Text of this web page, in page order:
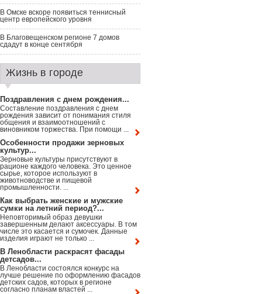
В Омске вскоре появиться теннисный
центр европейского уровня
В Благовещенском регионе 7 домов
сдадут в конце сентября
Жизнь в городе
Поздравления с днем рождения...
Составление поздравления с днем
рождения зависит от понимания стиля
общения и взаимоотношений с
виновником торжества. При помощи ...
Особенности продажи зерновых
культур...
Зерновые культуры присутствуют в
рационе каждого человека. Это ценное
сырье, которое используют в
животноводстве и пищевой
промышленности. ...
Как выбрать женские и мужские
сумки на летний период?...
Неповторимый образ девушки
завершенным делают аксессуары. В том
числе это касается и сумочек. Данные
изделия играют не только ...
В Ленобласти раскрасят фасады
детсадов...
В Ленобласти состоялся конкурс на
лучше решение по оформлению фасадов
детских садов, которых в регионе
согласно планам властей ...